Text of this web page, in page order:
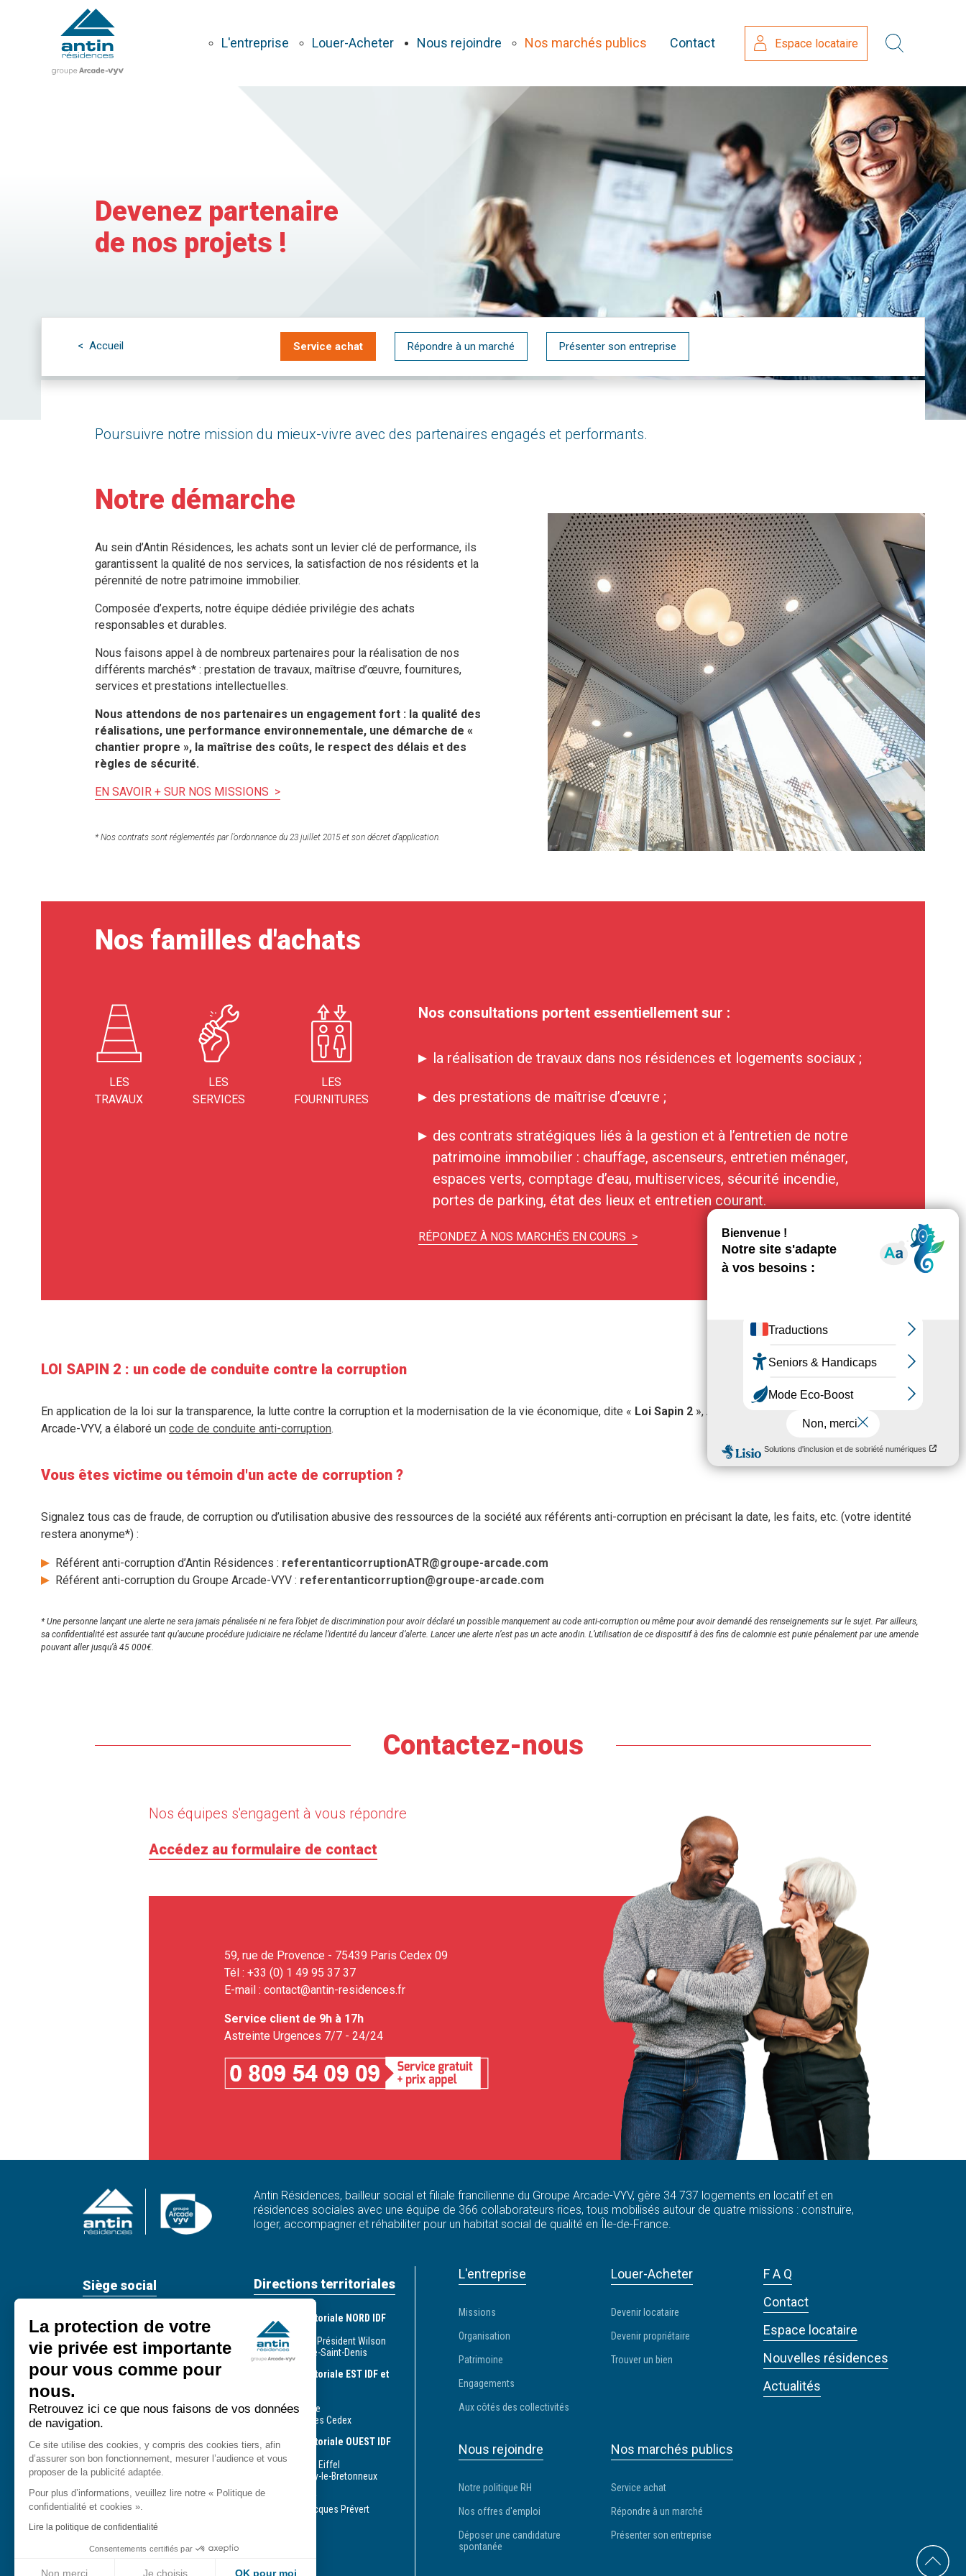
L'entreprise Louer-Acheter Nous rejoindre Nos marchés publics Contact Espace locataire
Devenez partenaire
de nos projets !
< Accueil Service achat Répondre à un marché Présenter son entreprise
Poursuivre notre mission du mieux-vivre avec des partenaires engagés et performants.
Notre démarche
Au sein d’Antin Résidences, les achats sont un levier clé de performance, ils
garantissent la qualité de nos services, la satisfaction de nos résidents et la
pérennité de notre patrimoine immobilier.
Composée d’experts, notre équipe dédiée privilégie des achats
responsables et durables.
Nous faisons appel à de nombreux partenaires pour la réalisation de nos
différents marchés* : prestation de travaux, maîtrise d’œuvre, fournitures,
services et prestations intellectuelles.
Nous attendons de nos partenaires un engagement fort : la qualité des
réalisations, une performance environnementale, une démarche de «
chantier propre », la maîtrise des coûts, le respect des délais et des
règles de sécurité.
EN SAVOIR + SUR NOS MISSIONS >
* Nos contrats sont réglementés par l’ordonnance du 23 juillet 2015 et son décret d’application.
Nos familles d'achats
LES
TRAVAUX
LES
SERVICES
LES
FOURNITURES
Nos consultations portent essentiellement sur :
la réalisation de travaux dans nos résidences et logements sociaux ;
des prestations de maîtrise d’œuvre ;
des contrats stratégiques liés à la gestion et à l’entretien de notre
patrimoine immobilier : chauffage, ascenseurs, entretien ménager,
espaces verts, comptage d’eau, multiservices, sécurité incendie,
portes de parking, état des lieux et entretien courant.
RÉPONDEZ À NOS MARCHÉS EN COURS >
LOI SAPIN 2 : un code de conduite contre la corruption
En application de la loi sur la transparence, la lutte contre la corruption et la modernisation de la vie économique, dite « Loi Sapin 2 », Antin Résidences, en lien avec le Groupe
Arcade-VYV, a élaboré un code de conduite anti-corruption.
Vous êtes victime ou témoin d'un acte de corruption ?
Signalez tous cas de fraude, de corruption ou d’utilisation abusive des ressources de la société aux référents anti-corruption en précisant la date, les faits, etc. (votre identité
restera anonyme*) :
Référent anti-corruption d’Antin Résidences : referentanticorruptionATR@groupe-arcade.com
Référent anti-corruption du Groupe Arcade-VYV : referentanticorruption@groupe-arcade.com
* Une personne lançant une alerte ne sera jamais pénalisée ni ne fera l’objet de discrimination pour avoir déclaré un possible manquement au code anti-corruption ou même pour avoir demandé des renseignements sur le sujet. Par ailleurs,
sa confidentialité est assurée tant qu’aucune procédure judiciaire ne réclame l’identité du lanceur d’alerte. Lancer une alerte n’est pas un acte anodin. L’utilisation de ce dispositif à des fins de calomnie est punie pénalement par une amende
pouvant aller jusqu’à 45 000€.
Contactez-nous
Nos équipes s'engagent à vous répondre
Accédez au formulaire de contact
59, rue de Provence - 75439 Paris Cedex 09
Tél : +33 (0) 1 49 95 37 37
E-mail : contact@antin-residences.fr
Service client de 9h à 17h
Astreinte Urgences 7/7 - 24/24
Antin Résidences, bailleur social et filiale francilienne du Groupe Arcade-VYV, gère 34 737 logements en locatif et en
résidences sociales avec une équipe de 366 collaborateurs·rices, tous mobilisés autour de quatre missions : construire,
loger, accompagner et réhabiliter pour un habitat social de qualité en Île-de-France.
Siège social
59, rue de Provence
75439 Paris Cedex 09
Tél. : +33 (0) 1 49 95 37 37
E-mail : contact@antin-
Service client - Astreinte 7/7
- 24/24
0809 54 09 09
Service gratuit + prix appel
Suivez-nous
Directions territoriales
Direction territoriale NORD IDF
93 - 95 - 60
244, avenue du Président Wilson
93210 La Plaine-Saint-Denis
Direction territoriale EST IDF et
33, rue Defrance
94307 Vincennes Cedex
Direction territoriale OUEST IDF
78 - 91 - 92
14, rue Gustave Eiffel
78180 Montigny-le-Bretonneux
Agence d’Évry
411, square Jacques Prévert
L'entreprise
Missions
Organisation
Patrimoine
Engagements
Aux côtés des collectivités
Louer-Acheter
Devenir locataire
Devenir propriétaire
Trouver un bien
Nous rejoindre
Notre politique RH
Nos offres d'emploi
Déposer une candidature
spontanée
Nos marchés publics
Service achat
Répondre à un marché
Présenter son entreprise
F A Q
Contact
Espace locataire
Nouvelles résidences
Actualités
La protection de votre
vie privée est importante
pour vous comme pour
nous.
Retrouvez ici ce que nous faisons de vos données
de navigation.
Ce site utilise des cookies, y compris des cookies tiers, afin
d’assurer son bon fonctionnement, mesurer l’audience et vous
proposer de la publicité adaptée.
Pour plus d’informations, veuillez lire notre « Politique de
confidentialité et cookies ».
Lire la politique de confidentialité
Consentements certifiés par
Non merci Je choisis OK pour moi